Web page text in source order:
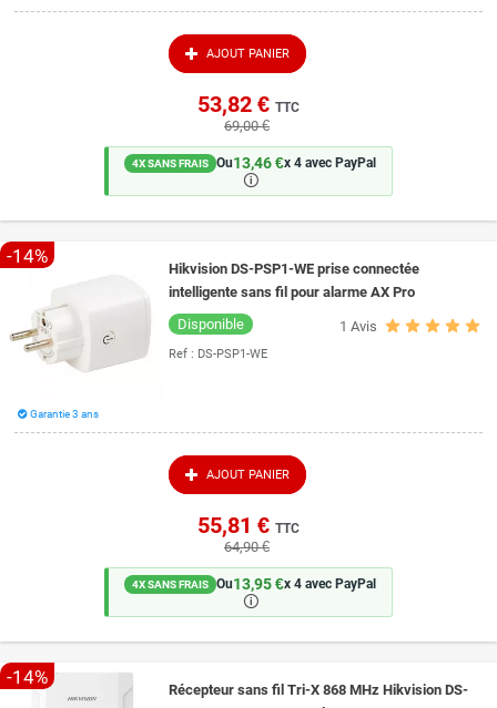
AJOUT PANIER
53,82 € TTC
69,00 €
4X SANS FRAIS Ou13,46 €x 4 avec PayPal
🛈
-14%
Hikvision DS-PSP1-WE prise connectée
intelligente sans fil pour alarme AX Pro
1 Avis
Disponible
Ref : DS-PSP1-WE
Garantie 3 ans
AJOUT PANIER
55,81 € TTC
64,90 €
4X SANS FRAIS Ou13,95 €x 4 avec PayPal
🛈
-14%
Récepteur sans fil Tri-X 868 MHz Hikvision DS-